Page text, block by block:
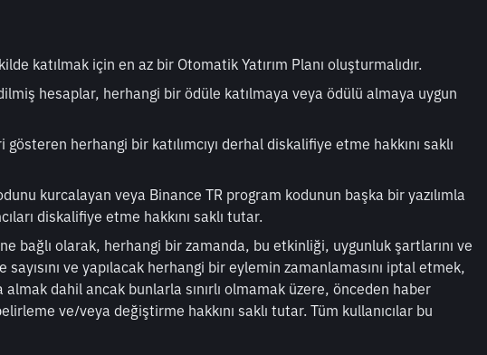
katılmak için en az bir Otomatik Yatırım Planı oluşturmalıdır.
hesaplar, herhangi bir ödüle katılmaya veya ödülü almaya uygun
herhangi bir katılımcıyı derhal diskalifiye etme hakkını saklı
kurcalayan veya Binance TR program kodunun başka bir yazılımla
diskalifiye etme hakkını saklı tutar.
bağlı olarak, herhangi bir zamanda, bu etkinliği, uygunluk şartlarını ve
ve yapılacak herhangi bir eylemin zamanlamasını iptal etmek,
almak dahil ancak bunlarla sınırlı olmamak üzere, önceden haber
ve/veya değiştirme hakkını saklı tutar. Tüm kullanıcılar bu